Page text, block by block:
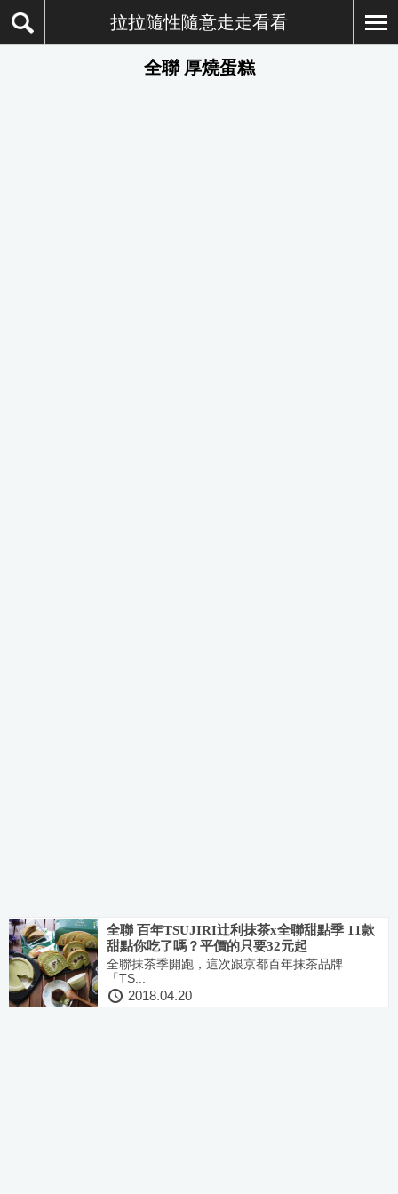
拉拉隨性隨意走走看看
全聯 厚燒蛋糕
全聯 百年TSUJIRI辻利抹茶x全聯甜點季 11款
甜點你吃了嗎？平價的只要32元起
全聯抹茶季開跑，這次跟京都百年抹茶品牌
「TS...
2018.04.20